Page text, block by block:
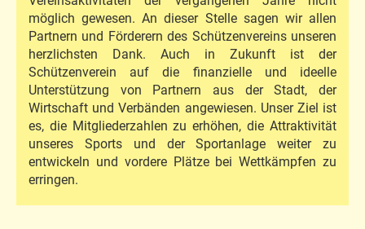
möglich gewesen. An dieser Stelle sagen wir allen
Partnern und Förderern des Schützenvereins unseren
herzlichsten Dank. Auch in Zukunft ist der
Schützenverein auf die finanzielle und ideelle
Unterstützung von Partnern aus der Stadt, der
Wirtschaft und Verbänden angewiesen. Unser Ziel ist
es, die Mitgliederzahlen zu erhöhen, die Attraktivität
unseres Sports und der Sportanlage weiter zu
entwickeln und vordere Plätze bei Wettkämpfen zu
erringen.